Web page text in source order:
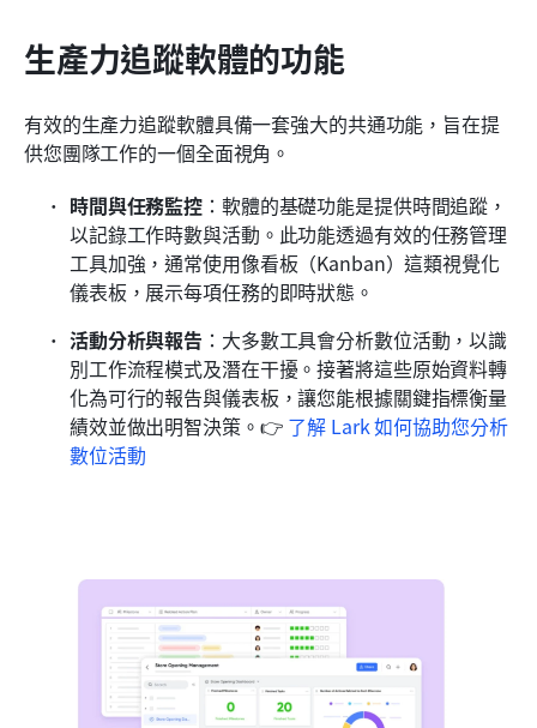
生產力追蹤軟體的功能
有效的生產力追蹤軟體具備一套強大的共通功能，旨在提
供您團隊工作的一個全面視角。
時間與任務監控 ：軟體的基礎功能是提供時間追蹤，
以記錄工作時數與活動。此功能透過有效的任務管理
工具加強，通常使用像看板（Kanban）這類視覺化
儀表板，展示每項任務的即時狀態。
活動分析與報告 ：大多數工具會分析數位活動，以識
別工作流程模式及潛在干擾。接著將這些原始資料轉
化為可行的報告與儀表板，讓您能根據關鍵指標衡量
績效並做出明智決策。👉 了解 Lark 如何協助您分析
數位活動